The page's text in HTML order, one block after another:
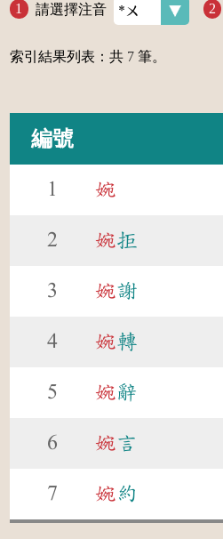
請選擇注音
索引結果列表：共 7 筆。
編號
1 婉
2 婉拒
3 婉謝
4 婉轉
5 婉辭
6 婉言
7 婉 約